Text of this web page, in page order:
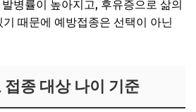
병률이 높아지고, 후유증으로 삶의
때문에 예방접종은 선택이 아닌
종 대상 나이 기준